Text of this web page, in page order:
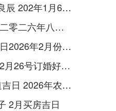
2026年阳历1月搬家吉日良辰 202年1月6号搬家好吗
2026年8月立碑黄道吉日 二零二六年八月立碑吉日
2026装修吉日2月 黄道吉日2026年2月份装修吉日
26年12月订婚的好日子 12月26号订婚好不好
2026年农历12月嫁娶黄道吉日 2026年农历12月26日结婚日子怎么样
2月买房吉日